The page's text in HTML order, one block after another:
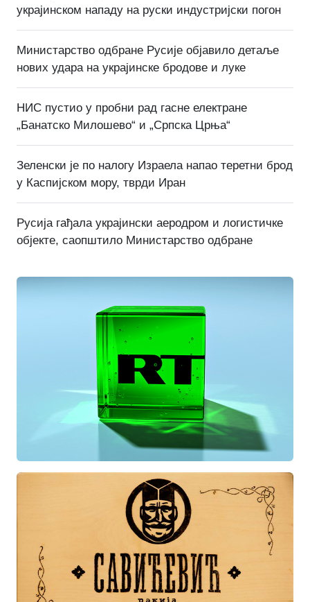
украјинском нападу на руски индустријски погон
Министарство одбране Русије објавило детаље
нових удара на украјинске бродове и луке
НИС пустио у пробни рад гасне електране
„Банатско Милошево“ и „Српска Црња“
Зеленски је по налогу Израела напао теретни брод
у Каспијском мору, тврди Иран
Русија гађала украјински аеродром и логистичке
објекте, саопштило Министарство одбране